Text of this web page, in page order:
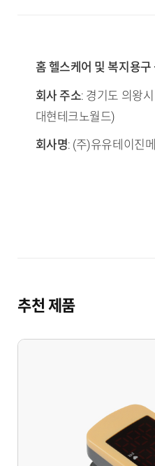
홈 헬스케어 및 복지용구
회사 주소: 경기도 의왕
대현테크노월드)
회사명: (주)유유테이진
추천 제품